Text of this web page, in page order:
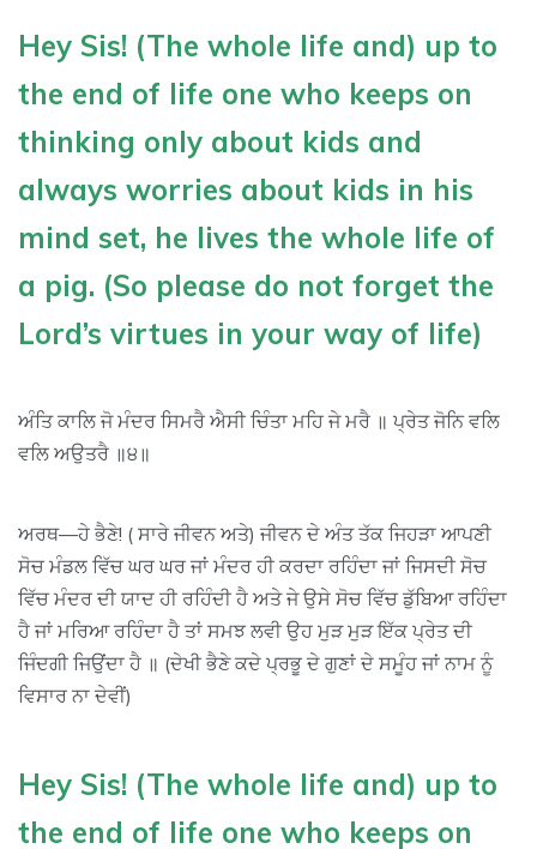
Hey Sis! (The whole life and) up to
the end of life one who keeps on
thinking only about kids and
always worries about kids in his
mind set, he lives the whole life of
a pig. (So please do not forget the
Lord’s virtues in your way of life)
ਅੰਤਿ ਕਾਲਿ ਜੋ ਮੰਦਰ ਸਿਮਰੈ ਐਸੀ ਚਿੰਤਾ ਮਹਿ ਜੇ ਮਰੈ ॥ ਪ੍ਰੇਤ ਜੋਨਿ ਵਲਿ
ਵਲਿ ਅਉਤਰੈ ॥੪॥
ਅਰਥ—ਹੇ ਭੈਣੇ! ( ਸਾਰੇ ਜੀਵਨ ਅਤੇ) ਜੀਵਨ ਦੇ ਅੰਤ ਤੱਕ ਜਿਹੜਾ ਆਪਣੀ
ਸੋਚ ਮੰਡਲ ਵਿੱਚ ਘਰ ਘਰ ਜਾਂ ਮੰਦਰ ਹੀ ਕਰਦਾ ਰਹਿੰਦਾ ਜਾਂ ਜਿਸਦੀ ਸੋਚ
ਵਿੱਚ ਮੰਦਰ ਦੀ ਯਾਦ ਹੀ ਰਹਿੰਦੀ ਹੈ ਅਤੇ ਜੇ ਉਸੇ ਸੋਚ ਵਿੱਚ ਡੁੱਬਿਆ ਰਹਿੰਦਾ
ਹੈ ਜਾਂ ਮਰਿਆ ਰਹਿੰਦਾ ਹੈ ਤਾਂ ਸਮਝ ਲਵੀ ਉਹ ਮੁੜ ਮੁੜ ਇੱਕ ਪ੍ਰੇਤ ਦੀ
ਜਿੰਦਗੀ ਜਿਉਂਦਾ ਹੈ ॥ (ਦੇਖੀ ਭੈਣੇ ਕਦੇ ਪ੍ਰਭੂ ਦੇ ਗੁਣਾਂ ਦੇ ਸਮੂੰਹ ਜਾਂ ਨਾਮ ਨੂੰ
ਵਿਸਾਰ ਨਾ ਦੇਵੀਂ)
Hey Sis! (The whole life and) up to
the end of life one who keeps on